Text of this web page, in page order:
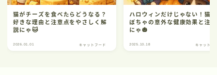
猫がチーズを食べたらどうなる？
好きな理由と注意点をやさしく解
説にゃ🐱
2026.01.01 キャットフード
ハロウィンだけじゃない！猫
ぼちゃの意外な健康効果と注
にゃ🎃
2025.10.18 キャットフ